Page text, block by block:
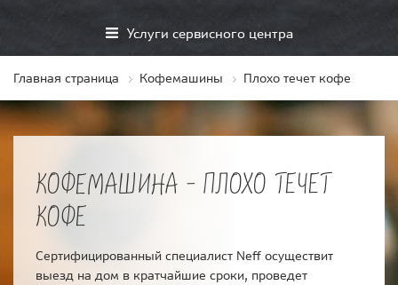
Услуги сервисного центра
Главная страница Кофемашины Плохо течет кофе
КОФЕМАШИНА - ПЛОХО ТЕЧЕТ
КОФЕ
Сертифицированный специалист Neff осуществит
выезд на дом в кратчайшие сроки, проведет